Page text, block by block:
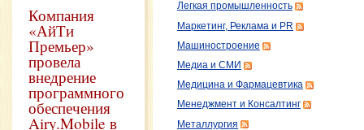
Компания
«АйТи
Премьер»
провела
внедрение
программного
обеспечения
Airy.Mobile в
Легкая промышленность
Маркетинг, Реклама и PR
Машиностроение
Медиа и СМИ
Медицина и Фармацевтика
Менеджмент и Консалтинг
Металлургия